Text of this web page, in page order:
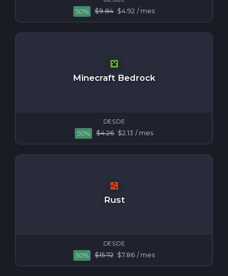
50% $9.84 $4.92 / mes
Minecraft Bedrock
DESDE
50% $4.26 $2.13 / mes
Rust
DESDE
50% $15.72 $7.86 / mes